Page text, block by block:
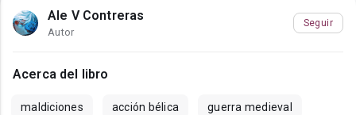
Ale V Contreras
Autor
Seguir
Acerca del libro
maldiciones acción bélica guerra medieval